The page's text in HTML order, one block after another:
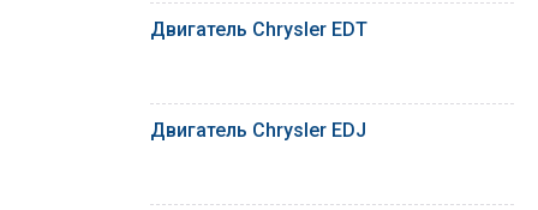
Двигатель Chrysler EDT
Двигатель Chrysler EDJ